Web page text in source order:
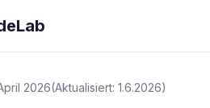
2026(Aktualisiert: 1.6.2026)